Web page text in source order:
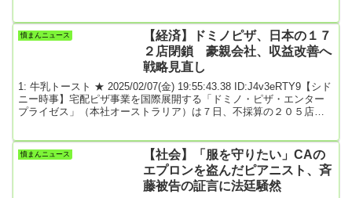
返済額の割合を示す「実質公債費比率」の算定に誤りが見つかり、
指標がさらに悪化した。都道府県が早期健全化団体に転落した例は
憤まんニュース
【経済】ドミノピザ、日本の１７
２店閉鎖 豪親会社、収益改善へ
戦略見直し
1: 牛乳トースト ★ 2025/02/07(金) 19:55:43.38 ID:J4v3eRTY9【シド
ニー時事】宅配ピザ事業を国際展開する「ドミノ・ピザ・エンター
プライゼス」（本社オーストラリア）は７日、不採算の２０５店舗
在約１０００店舗あり、傘下のドミノ・ピザジャパンが運営してい
る。閉鎖対象の多くは、コロナ禍の需要急増に伴って新設された
が、その後の需要減やコスト上昇で採算...
憤まんニュース
【社会】「服を守りたい」CAの
エプロンを盗んだピアニスト、斉
藤被告の証言に法廷騒然